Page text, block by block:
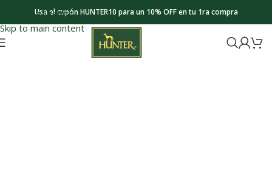
Skip to navigation
Skip to main content
Usa el cupón HUNTER10 para un 10% OFF en tu 1ra compra